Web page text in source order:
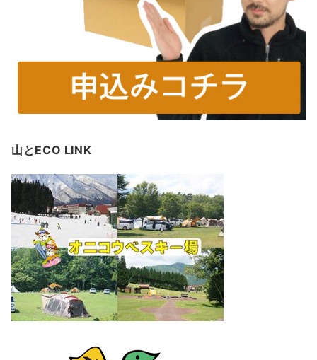
山とECO LINK